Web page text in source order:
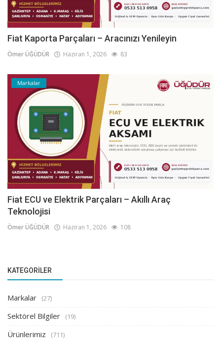
Fiat Kaporta Parçaları – Aracınızı Yenileyin
Ömer ÜĞÜDÜR Haziran 1, 2026 83
Markalar
Fiat ECU ve Elektrik Parçaları – Akıllı Araç
Teknolojisi
Ömer ÜĞÜDÜR Haziran 1, 2026 108
KATEGORILER
Markalar (27)
Sektörel Bilgiler (19)
Ürünlerimiz (711)